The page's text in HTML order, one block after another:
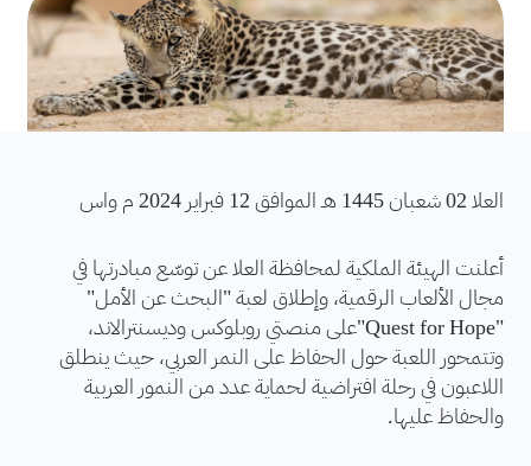
العلا 02 شعبان 1445 هـ الموافق 12 فبراير 2024 م واس
أعلنت الهيئة الملكية لمحافظة العلا عن توسّع مبادرتها في
مجال الألعاب الرقمية، وإطلاق لعبة "البحث عن الأمل"
"Quest for Hope"على منصتي روبلوكس وديسنترالاند،
وتتمحور اللعبة حول الحفاظ على النمر العربي، حيث ينطلق
اللاعبون في رحلة افتراضية لحماية عدد من النمور العربية
والحفاظ عليها.